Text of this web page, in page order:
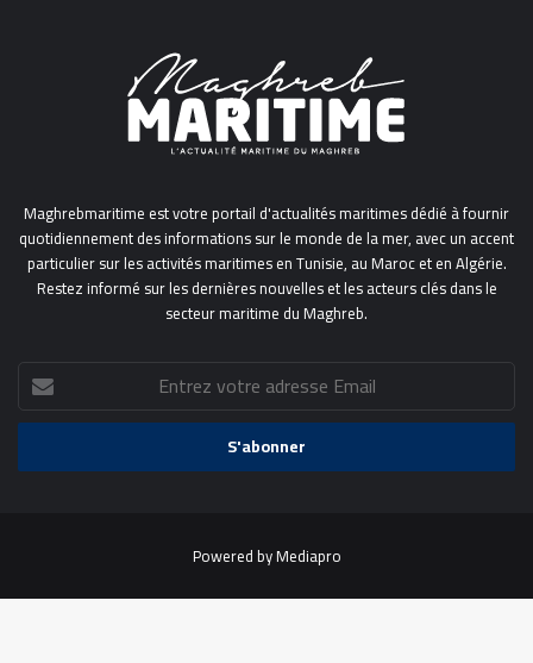
Maghrebmaritime est votre portail d'actualités maritimes dédié à fournir
quotidiennement des informations sur le monde de la mer, avec un accent
particulier sur les activités maritimes en Tunisie, au Maroc et en Algérie.
Restez informé sur les dernières nouvelles et les acteurs clés dans le
secteur maritime du Maghreb.
Entrez
votre
adresse
Powered byMediapro